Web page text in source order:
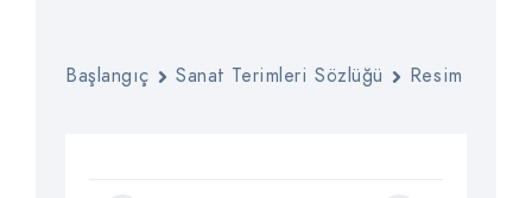
Başlangıç Sanat Terimleri Sözlüğü Resim